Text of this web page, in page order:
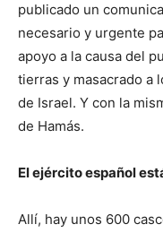
publicado un
necesario y urgente
apoyo a la causa del
tierras y masacrado a
de Israel. Y con la
de Hamás.
El ejército español
Allí, hay unos 600